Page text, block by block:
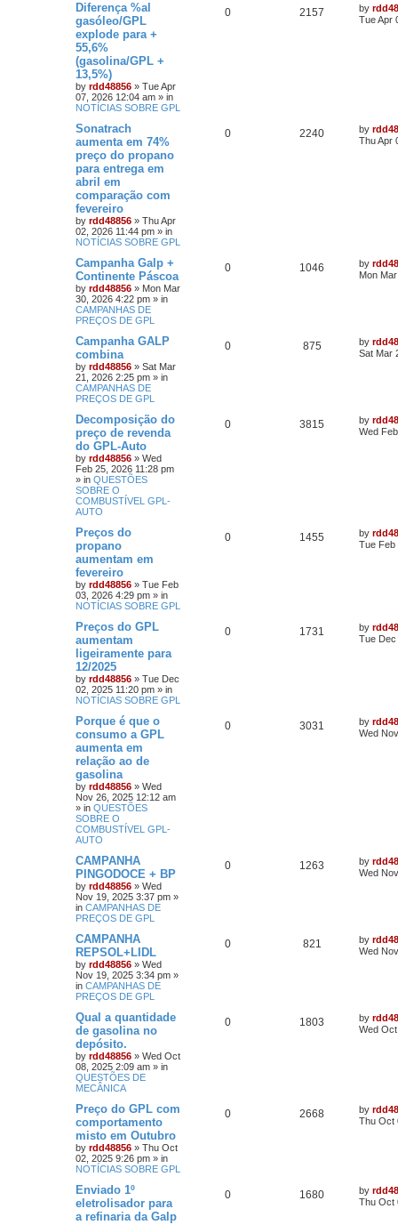
Diferença %al
gasóleo/GPL
explode para +
55,6%
(gasolina/GPL +
13,5%)
by rdd48856 » Tue Apr
07, 2026 12:04 am » in
NOTÍCIAS SOBRE GPL
0 2157 by
Tue Apr
Sonatrach
aumenta em 74%
preço do propano
para entrega em
abril em
comparação com
fevereiro
by rdd48856 » Thu Apr
02, 2026 11:44 pm » in
NOTÍCIAS SOBRE GPL
0 2240 by
Thu Apr
Campanha Galp +
Continente Páscoa
by rdd48856 » Mon Mar
30, 2026 4:22 pm » in
CAMPANHAS DE
PREÇOS DE GPL
0 1046 by
Mon
Campanha GALP
combina
by rdd48856 » Sat Mar
21, 2026 2:25 pm » in
CAMPANHAS DE
PREÇOS DE GPL
0 875 by
Sat Mar
Decomposição do
preço de revenda
do GPL-Auto
by rdd48856 » Wed
Feb 25, 2026 11:28 pm
» in QUESTÕES
SOBRE O
COMBUSTÍVEL GPL-
AUTO
0 3815 by
Wed
Preços do
propano
aumentam em
fevereiro
by rdd48856 » Tue Feb
03, 2026 4:29 pm » in
NOTÍCIAS SOBRE GPL
0 1455 by
Tue Feb
Preços do GPL
aumentam
ligeiramente para
12/2025
by rdd48856 » Tue Dec
02, 2025 11:20 pm » in
NOTÍCIAS SOBRE GPL
0 1731 by
Tue Dec
Porque é que o
consumo a GPL
aumenta em
relação ao de
gasolina
by rdd48856 » Wed
Nov 26, 2025 12:12 am
» in QUESTÕES
SOBRE O
COMBUSTÍVEL GPL-
AUTO
0 3031 by
Wed
CAMPANHA
PINGODOCE + BP
by rdd48856 » Wed
Nov 19, 2025 3:37 pm »
in CAMPANHAS DE
PREÇOS DE GPL
0 1263 by
Wed
CAMPANHA
REPSOL+LIDL
by rdd48856 » Wed
Nov 19, 2025 3:34 pm »
in CAMPANHAS DE
PREÇOS DE GPL
0 821 by
Wed
Qual a quantidade
de gasolina no
depósito.
by rdd48856 » Wed Oct
08, 2025 2:09 am » in
QUESTÕES DE
MECÂNICA
0 1803 by
Wed
Preço do GPL com
comportamento
misto em Outubro
by rdd48856 » Thu Oct
02, 2025 9:26 pm » in
NOTÍCIAS SOBRE GPL
0 2668 by
Thu Oct
Enviado 1º
eletrolisador para
a refinaria da Galp
0 1680 by
Thu Oct